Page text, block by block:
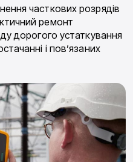
часткових розрядів
ремонт
дорогого устаткування
і пов’язаних